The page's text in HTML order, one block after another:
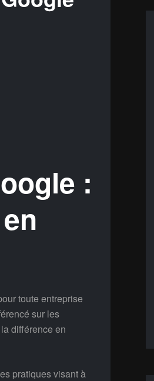
:
toute entreprise
sur les
différence en
pratiques visant à